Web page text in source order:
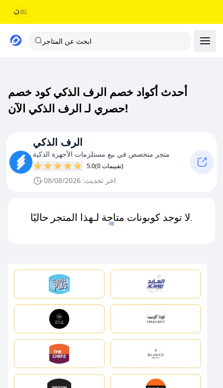
ابحث عن المتاجر
أحدث أكواد خصم الرف الذكي كود خصم
حصري لـ الرف الذكي الآن!
الرف الذكي
متجر متخصص في بيع مستلزمات الأجهزة الذكية
5.0 (0 تقييمات)
اخر تحديث: 08/08/2026
لا توجد كوبونات متاحة لـهذا المتجر حاليًا.